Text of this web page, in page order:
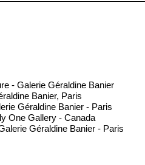
- Galerie Géraldine Banier
Banier, Paris
Géraldine Banier - Paris
One Gallery - Canada
Géraldine Banier - Paris